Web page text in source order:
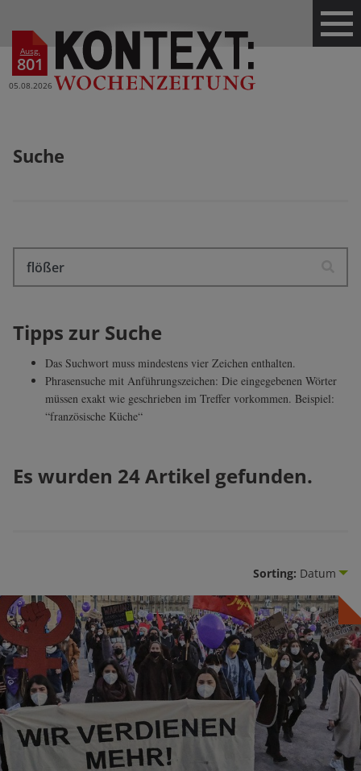
Ausg.
801
05.08.2026
Suche
Tipps zur Suche
Das Suchwort muss mindestens vier Zeichen enthalten.
Phrasensuche mit Anführungszeichen: Die eingegebenen Wörter
müssen exakt wie geschrieben im Treffer vorkommen. Beispiel:
“französische Küche“
Es wurden 24 Artikel gefunden.
Sorting: Datum